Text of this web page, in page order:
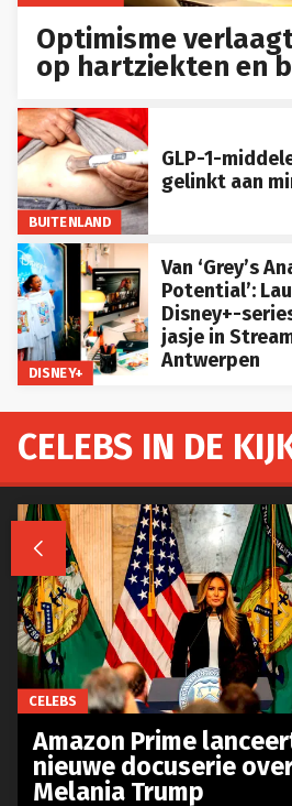
Optimisme
op hartziekten en
BUITENLAND
GLP-1-
gelinkt aan
DISNEY+
Van ‘Grey’s
Potential’:
Disney+-
jasje in
Antwerpen
CELEBS IN DE

CELEBS
Amazon Prime
nieuwe docuserie
Melania Trump